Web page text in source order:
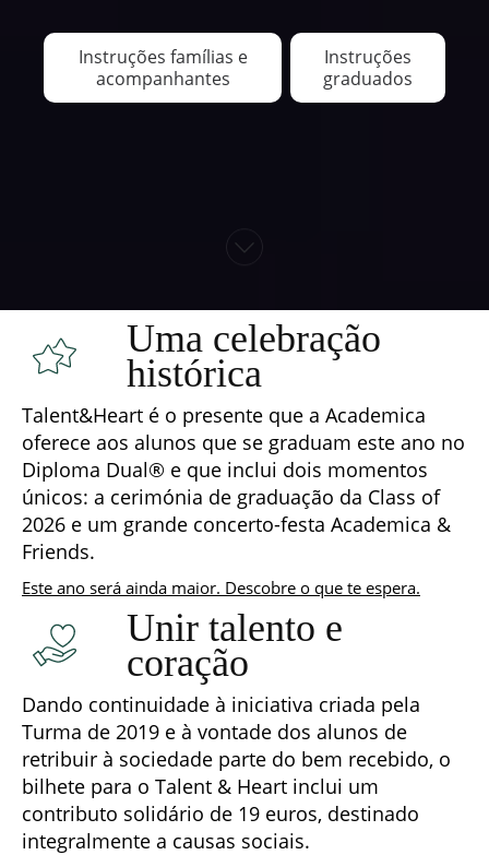
Instruções famílias e
acompanhantes
Instruções
graduados
Uma celebração
histórica
Talent&Heart é o presente que a Academica
oferece aos alunos que se graduam este ano no
Diploma Dual® e que inclui dois momentos
únicos: a cerimónia de graduação da Class of
2026 e um grande concerto-festa Academica &
Friends.
Este ano será ainda maior. Descobre o que te espera.
Unir talento e
coração
Dando continuidade à iniciativa criada pela
Turma de 2019 e à vontade dos alunos de
retribuir à sociedade parte do bem recebido, o
bilhete para o Talent & Heart inclui um
contributo solidário de 19 euros, destinado
integralmente a causas sociais.